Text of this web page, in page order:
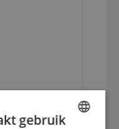
positie
gebruik